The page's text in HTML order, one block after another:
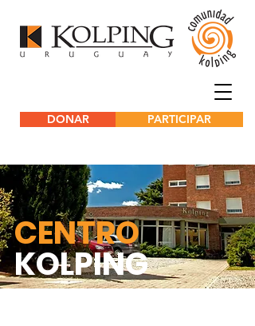
DONAR PARTICIPAR
CENTRO
KOLPING